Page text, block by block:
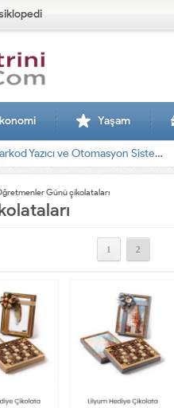
Yaşam
Günü çikolataları
1 2